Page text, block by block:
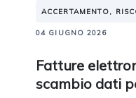
ACCERTAMENTO,
04 GIUGNO 2026
Fatture
scambio dati